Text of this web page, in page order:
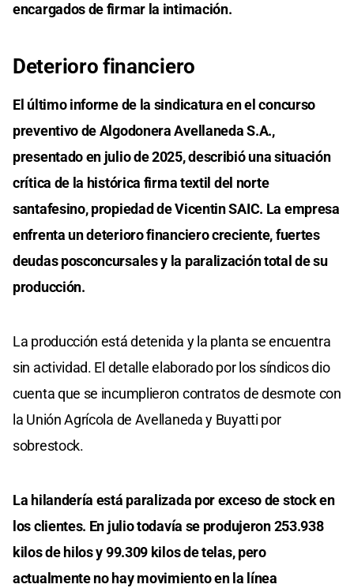
encargados de firmar la intimación.
Deterioro financiero
El último informe de la sindicatura en el concurso
preventivo de Algodonera Avellaneda S.A.,
presentado en julio de 2025, describió una situación
crítica de la histórica firma textil del norte
santafesino, propiedad de Vicentin SAIC. La empresa
enfrenta un deterioro financiero creciente, fuertes
deudas posconcursales y la paralización total de su
producción.
La producción está detenida y la planta se encuentra
sin actividad. El detalle elaborado por los síndicos dio
cuenta que se incumplieron contratos de desmote con
la Unión Agrícola de Avellaneda y Buyatti por
sobrestock.
La hilandería está paralizada por exceso de stock en
los clientes. En julio todavía se produjeron 253.938
kilos de hilos y 99.309 kilos de telas, pero
actualmente no hay movimiento en la línea